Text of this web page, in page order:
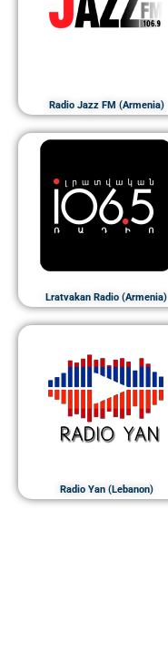
Radio Jazz FM (Armenia)
Lratvakan Radio (Armenia)
Radio Yan (Lebanon)